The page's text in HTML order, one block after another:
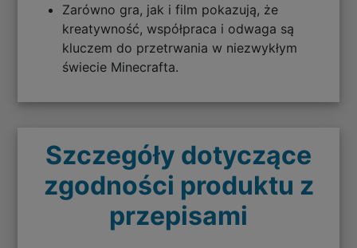
Zarówno gra, jak i film pokazują, że
kreatywność, współpraca i odwaga są
kluczem do przetrwania w niezwykłym
świecie Minecrafta.
Szczegóły dotyczące
zgodności produktu z
przepisami